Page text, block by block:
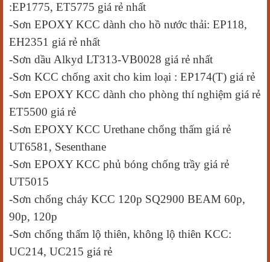
:EP1775, ET5775 giá rẻ nhất
-Sơn EPOXY KCC dành cho hồ nước thải: EP118,
EH2351 giá rẻ nhất
-Sơn dầu Alkyd LT313-VB0028 giá rẻ nhất
-Sơn KCC chống axit cho kim loại : EP174(T) giá rẻ
-Sơn EPOXY KCC dành cho phòng thí nghiệm giá rẻ
ET5500 giá rẻ
-Sơn EPOXY KCC Urethane chống thấm giá rẻ
UT6581, Sesenthane
-Sơn EPOXY KCC phủ bóng chống trầy giá rẻ
UT5015
-Sơn chống cháy KCC 120p SQ2900 BEAM 60p,
90p, 120p
-Sơn chống thấm lộ thiên, không lộ thiên KCC:
UC214, UC215 giá rẻ